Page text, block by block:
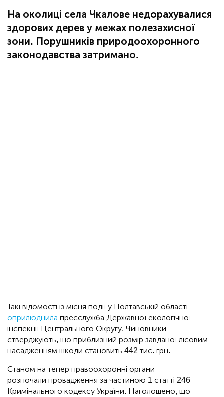
На околиці села Чкалове недорахувалися
здорових дерев у межах полезахисної
зони. Порушників природоохоронного
законодавства затримано.
Такі відомості із місця події у Полтавській області
оприлюднила пресслужба Державної екологічної
інспекції Центрального Округу. Чиновники
стверджують, що приблизний розмір завданої лісовим
насадженням шкоди становить 442 тис. грн.
Станом на тепер правоохоронні органи
розпочали провадження за частиною 1 статті 246
Кримінального кодексу України. Наголошено, що